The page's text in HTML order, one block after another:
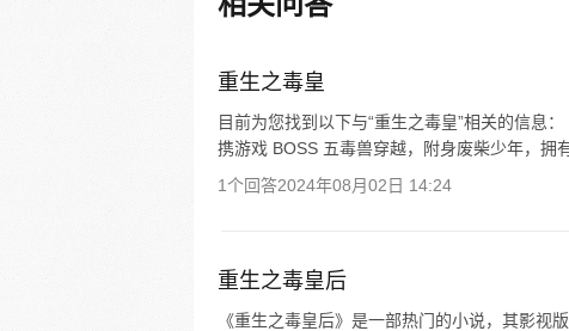
问一声：王侯将相，宁有种乎！
重生之毒皇
目前为您找到以下与“重生之毒皇”相关的信息
携游戏 BOSS 五毒兽穿越，附身废柴少年，拥
1个回答2024年08月02日 14:24
重生之毒皇后
《重生之毒皇后》是一部热门的小说，其影视